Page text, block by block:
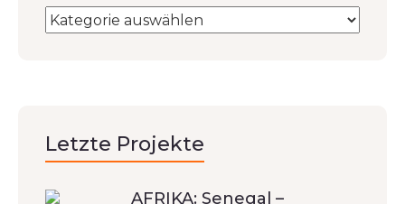
Letzte Projekte
AFRIKA: Senegal –